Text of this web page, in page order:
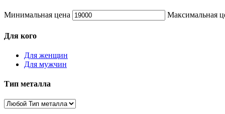
Минимальная цена Максимальная
Для кого
Для женщин
Для мужчин
Тип металла